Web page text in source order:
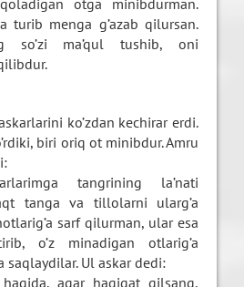
otga minibdurman.
turib menga g’azab qilursan.
so’zi ma’qul tushib, oni
ko’zdan kechirar erdi.
biri oriq ot minibdur. Amru
tangrining la’nati
tanga va tillolarni ularg’a
sarf qilurman, ular esa
o’z minadigan otlarig’a
saqlaydilar. Ul askar dedi:
agar haqiqat qilsang,